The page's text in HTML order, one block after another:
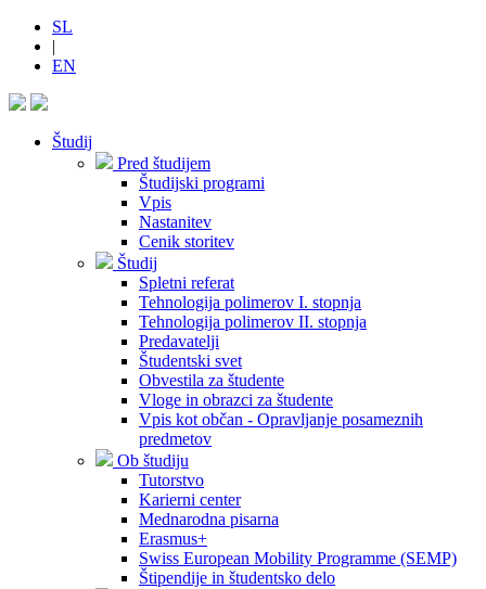
SL
|
EN
Študij
Pred študijem
Študijski programi
Vpis
Nastanitev
Cenik storitev
Študij
Spletni referat
Tehnologija polimerov I. stopnja
Tehnologija polimerov II. stopnja
Predavatelji
Študentski svet
Obvestila za študente
Vloge in obrazci za študente
Vpis kot občan - Opravljanje posameznih
predmetov
Ob študiju
Tutorstvo
Karierni center
Mednarodna pisarna
Erasmus+
Swiss European Mobility Programme (SEMP)
Štipendije in študentsko delo